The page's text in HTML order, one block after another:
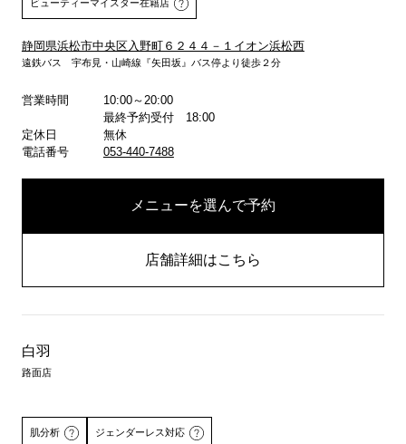
詳しくはこちら
ビューティーマイスター在籍店
静岡県浜松市中央区入野町６２４４－１イオン浜松西
遠鉄バス 宇布見・山崎線『矢田坂』バス停より徒歩２分
営業時間
10:00～20:00
最終予約受付 18:00
定休日
無休
電話番号
053-440-7488
メニューを選んで予約
店舗詳細はこちら
白羽
路面店
肌分析 ジェンダーレス対応